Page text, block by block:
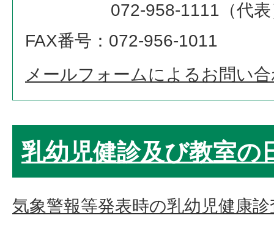
072-958-1111（代表
FAX番号：072-956-1011
メールフォームによるお問い
乳幼児健診及び教室の
気象警報等発表時の乳幼児健康